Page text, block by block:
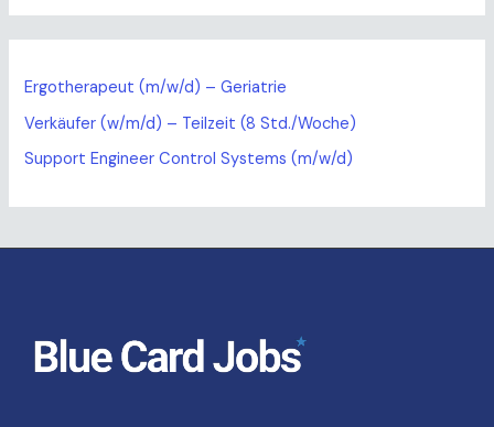
Ergotherapeut (m/w/d) – Geriatrie
Verkäufer (w/m/d) – Teilzeit (8 Std./Woche)
Support Engineer Control Systems (m/w/d)